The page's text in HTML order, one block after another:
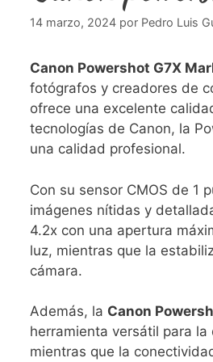
14 marzo, 2024 por Pedro Luis
Canon Powershot G7X
fotógrafos⁤ y creadores de
ofrece una excelente
tecnologías de Canon, la
⁢una calidad profesional.
Con su sensor CMOS ⁣de 1
imágenes nítidas y
4.2x con‌ una apertura
luz, mientras que la
cámara.
Además, ‍la Canon
herramienta versátil para
mientras que la